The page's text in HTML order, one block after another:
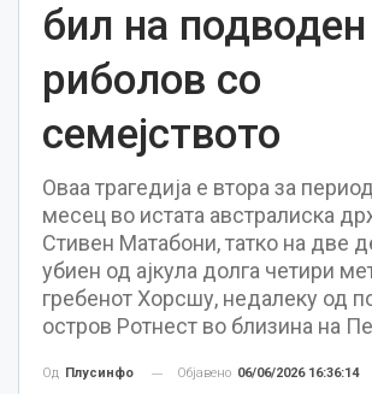
бил на подводен
риболов со
семејството
Оваа трагедија е втора за
месец во истата австралиска
Стивен Матабони, татко на две
убиен од ајкула долга четири
гребенот Хорсшу, недалеку од
остров Ротнест во близина на
Од Плусинфо Објавено 06/06/2026 16:36:14